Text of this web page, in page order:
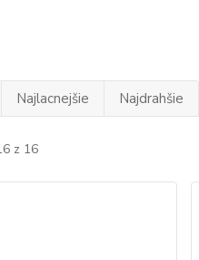
Najlacnejšie Najdrahšie
z 16